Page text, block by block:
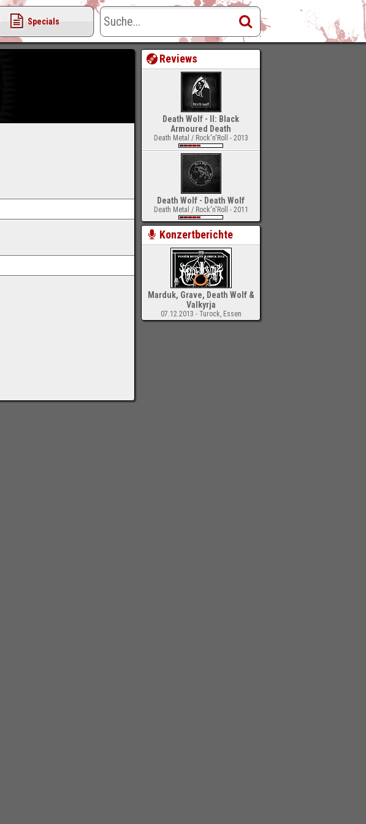
Reviews
Death Wolf - II: Black
Armoured Death
Death Metal / Rock'n'Roll - 2013
Death Wolf - Death Wolf
Death Metal / Rock'n'Roll - 2011
Konzertberichte
Marduk, Grave, Death Wolf &
Valkyrja
07.12.2013 - Turock, Essen
Specials